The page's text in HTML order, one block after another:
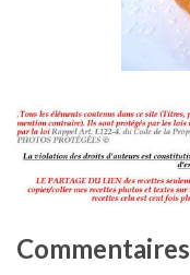
Commentaires